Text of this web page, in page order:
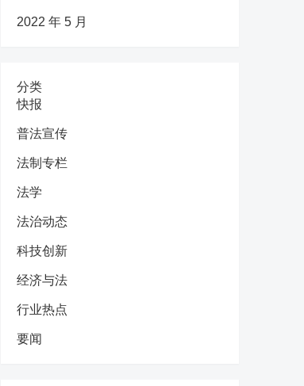
2022 年 5 月
分类
快报
普法宣传
法制专栏
法学
法治动态
科技创新
经济与法
行业热点
要闻